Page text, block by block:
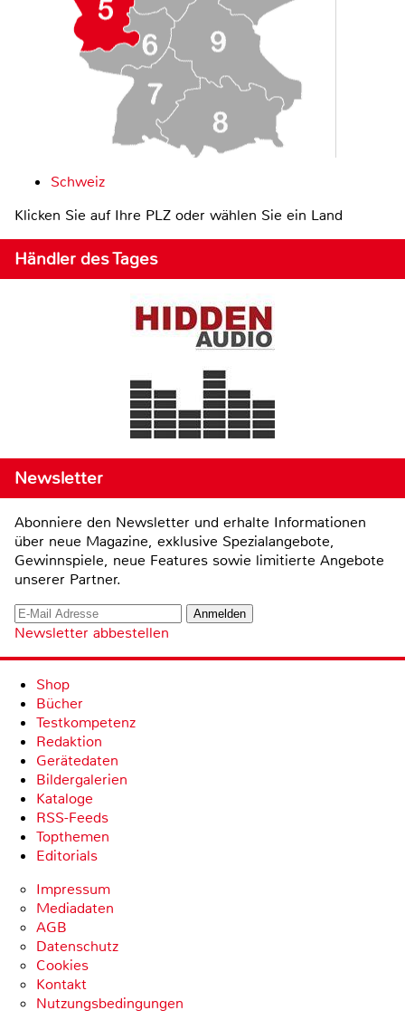
Schweiz
Klicken Sie auf Ihre PLZ oder wählen Sie ein Land
Händler des Tages
Newsletter
Abonniere den Newsletter und erhalte Informationen
über neue Magazine, exklusive Spezialangebote,
Gewinnspiele, neue Features sowie limitierte Angebote
unserer Partner.
Newsletter abbestellen
Shop
Bücher
Testkompetenz
Redaktion
Gerätedaten
Bildergalerien
Kataloge
RSS-Feeds
Topthemen
Editorials
Impressum
Mediadaten
AGB
Datenschutz
Cookies
Kontakt
Nutzungsbedingungen